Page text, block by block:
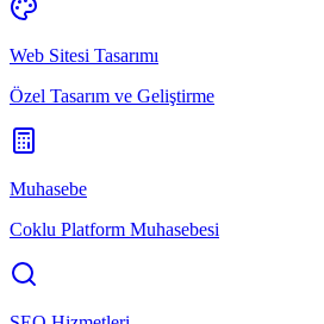
Web Sitesi Tasarımı
Özel Tasarım ve Geliştirme
Muhasebe
Coklu Platform Muhasebesi